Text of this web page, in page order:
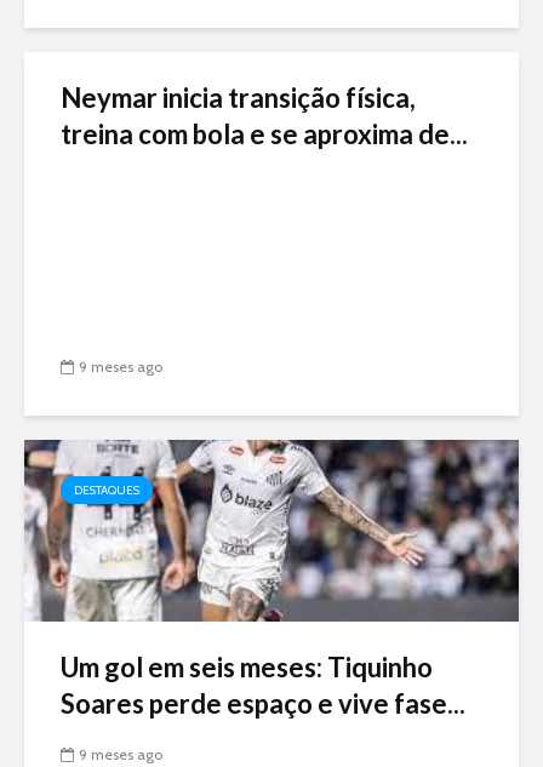
Neymar inicia transição física,
treina com bola e se aproxima de...
9 meses ago
DESTAQUES
Um gol em seis meses: Tiquinho
Soares perde espaço e vive fase...
9 meses ago